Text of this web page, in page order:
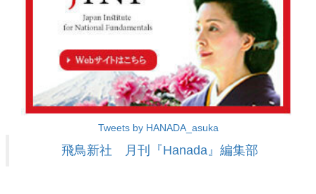
Tweets by HANADA_asuka
飛鳥新社 月刊『Hanada』編集部